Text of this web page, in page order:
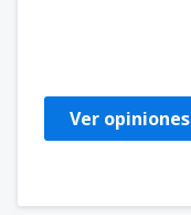
Ver opiniones